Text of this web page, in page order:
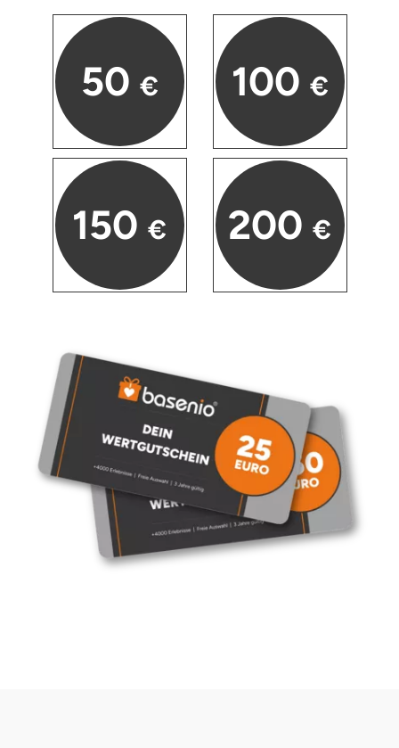
50 €
150 €
100 €
200 €
Geiselwind
Gelnhausen
Gersfeld
Gotha
Göppingen
Hamburg
Hanau